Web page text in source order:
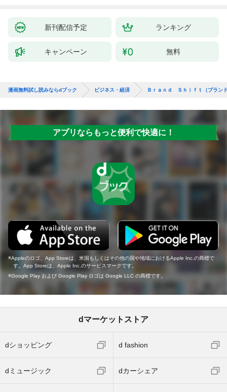
新刊配信予定 ランキング
キャンペーン 無料
漫画無料試し読みならdブック ビジネス・経済 Ｂｒａｎｄ Ｓｈｉｆｔ（ブラン
アプリならもっと便利で快適に！
Appleのロゴ、App Storeは、米国もしくはその他の国や地域におけるApple Inc.の商標で
す。App Storeは、Apple Inc.のサービスマークです。
Google Play および Google Play ロゴは Google LLC の商標です。
dマーケットストア
dショッピング d fashion
dミュージック dカーシェア